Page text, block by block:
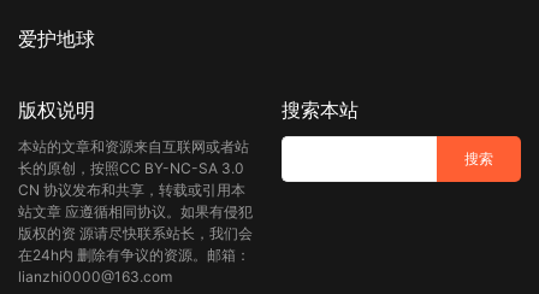
爱护地球
版权说明
本站的文章和资源来自互联网或者站
长的原创，按照CC BY-NC-SA 3.0
CN 协议发布和共享，转载或引用本
站文章 应遵循相同协议。如果有侵犯
版权的资 源请尽快联系站长，我们会
在24h内 删除有争议的资源。邮箱：
lianzhi0000@163.com
搜索本站